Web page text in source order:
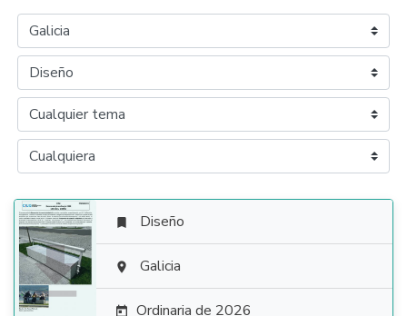

 Diseño
 Galicia
 Ordinaria de 2026